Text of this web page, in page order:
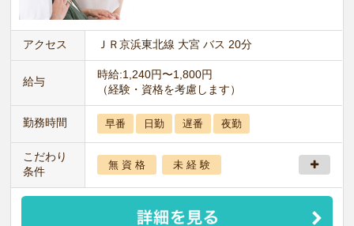
アクセス ＪＲ京浜東北線 大宮 バス 20分
給与
時給:1,240円〜1,800円
（経験・資格を考慮します）
勤務時間 早番 日勤 遅番 夜勤
こだわり
条件
無 資 格 未 経 験